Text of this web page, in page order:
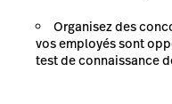
Organisez des
vos employés sont
test de connaissance